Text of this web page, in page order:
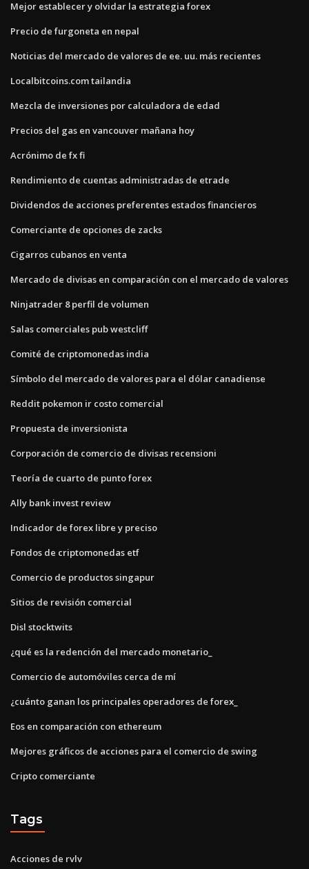
Mejor establecer y olvidar la estrategia forex
Precio de furgoneta en nepal
Noticias del mercado de valores de ee. uu. más recientes
Localbitcoins.com tailandia
Mezcla de inversiones por calculadora de edad
Precios del gas en vancouver mañana hoy
Acrónimo de fx fi
Rendimiento de cuentas administradas de etrade
Dividendos de acciones preferentes estados financieros
Comerciante de opciones de zacks
Cigarros cubanos en venta
Mercado de divisas en comparación con el mercado de valores
Ninjatrader 8 perfil de volumen
Salas comerciales pub westcliff
Comité de criptomonedas india
Símbolo del mercado de valores para el dólar canadiense
Reddit pokemon ir costo comercial
Propuesta de inversionista
Corporación de comercio de divisas recensioni
Teoría de cuarto de punto forex
Ally bank invest review
Indicador de forex libre y preciso
Fondos de criptomonedas etf
Comercio de productos singapur
Sitios de revisión comercial
Disl stocktwits
¿qué es la redención del mercado monetario_
Comercio de automóviles cerca de mí
¿cuánto ganan los principales operadores de forex_
Eos en comparación con ethereum
Mejores gráficos de acciones para el comercio de swing
Cripto comerciante
Tags
Acciones de rvlv